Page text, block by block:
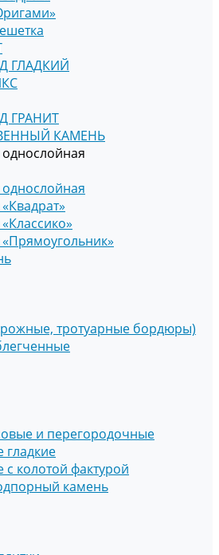
ГЛАДКИЙ
ГРАНИТ
КАМЕНЬ
тротуарные бордюры)
и перегородочные
колотой фактурой
камень